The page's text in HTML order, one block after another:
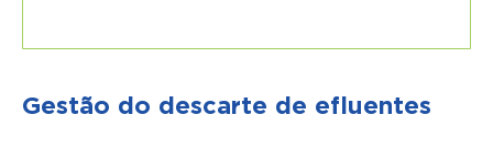
Gestão do descarte de efluentes